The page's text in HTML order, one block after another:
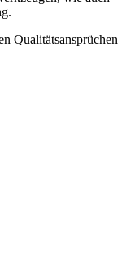
Qualitätsansprüchen